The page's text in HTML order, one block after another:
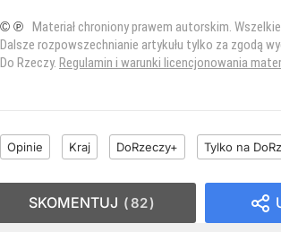
© ℗ Materiał chroniony prawem autorskim.
Dalsze rozpowszechnianie artykułu tylko za zgodą
Do Rzeczy. Regulamin i warunki licencjonowania
Opinie Kraj DoRzeczy+ Tylko na
SKOMENTUJ 82